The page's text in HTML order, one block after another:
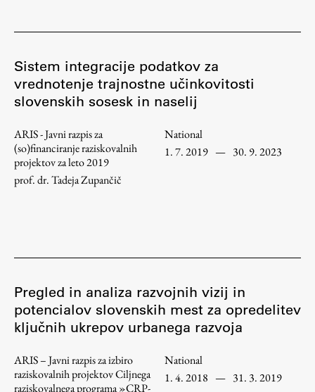
Sistem integracije podatkov za
vrednotenje trajnostne učinkovitosti
slovenskih sosesk in naselij
ARIS - Javni razpis za
(so)financiranje raziskovalnih
projektov za leto 2019
prof. dr. Tadeja Zupančič
National
1. 7. 2019 — 30. 9. 2023
Pregled in analiza razvojnih vizij in
potencialov slovenskih mest za opredelitev
ključnih ukrepov urbanega razvoja
ARIS – Javni razpis za izbiro
raziskovalnih projektov Ciljnega
raziskovalnega programa »CRP-
National
1. 4. 2018 — 31. 3. 2019